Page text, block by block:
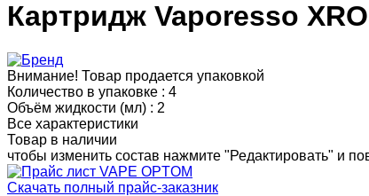
Картридж Vaporesso
Внимание! Товар продается упаковкой
Количество в упаковке : 4
Объём жидкости (мл) : 2
Все характеристики
Товар в наличии
чтобы изменить состав нажмите "Редактировать" и
Скачать полный прайс-заказник